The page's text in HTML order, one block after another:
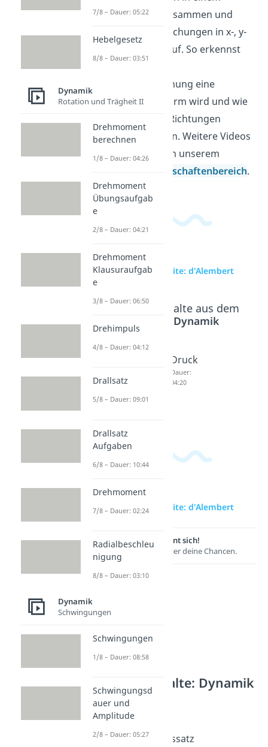
Freikörperbild zusammen und
schreibst die Gleichungen in x-, y-
und z-Richtung auf. So erkennst
Bewegungsgleichung eine
Gleichgewichtsform wird und wie
Vorzeichen und Richtungen
zusammenpassen. Weitere Videos
dazu findest du in unserem
Ingenieurwissenschaftenbereich.
zur Videoseite: d'Alembert
Beliebte Inhalte aus dem
Dynamik
ositions
Dauer:
Dauer:
Druck
Dauer:
04:20
zur Videoseite: d'Alembert
Lernen lohnt sich!
Entdecke hier deine Chancen.
Weitere Inhalte: Dynamik
Impuls und Kraft
Inertialsystem
Impulserhaltungssatz
7/8 – Dauer: 05:22
Hebelgesetz
8/8 – Dauer: 03:51
Dynamik
Rotation und Trägheit II
Drehmoment
berechnen
1/8 – Dauer: 04:26
Drehmoment
Übungsaufgab
e
2/8 – Dauer: 04:21
Drehmoment
Klausuraufgab
e
3/8 – Dauer: 06:50
Drehimpuls
4/8 – Dauer: 04:12
Drallsatz
5/8 – Dauer: 09:01
Drallsatz
Aufgaben
6/8 – Dauer: 10:44
Drehmoment
7/8 – Dauer: 02:24
Radialbeschleu
nigung
8/8 – Dauer: 03:10
Dynamik
Schwingungen
Schwingungen
1/8 – Dauer: 08:58
Schwingungsd
auer und
Amplitude
2/8 – Dauer: 05:27